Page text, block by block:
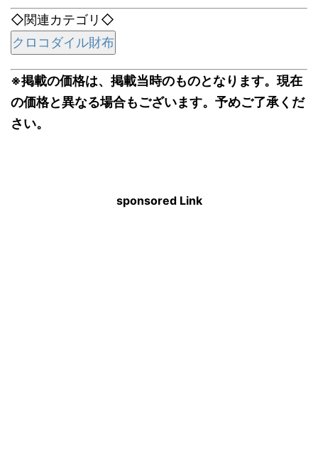
◇関連カテゴリ◇
クロコダイル財布
※掲載の価格は、掲載当時のものとなります。現在
の価格と異なる場合もございます。予めご了承くだ
さい。
sponsored Link